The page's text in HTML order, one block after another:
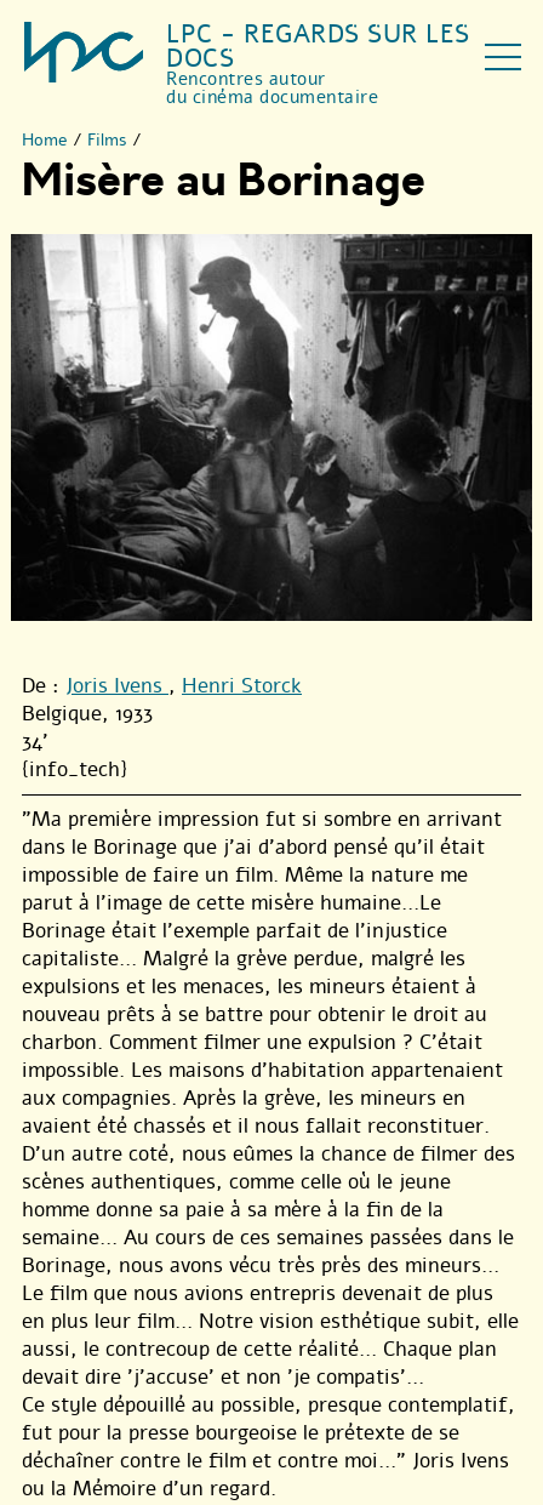
LPC - REGARDS SUR LES
DOCS
Rencontres autour
du cinéma documentaire
Home / Films /
Misère au Borinage
De : Joris Ivens , Henri Storck
Belgique, 1933
34'
{info_tech}
"Ma première impression fut si sombre en arrivant
dans le Borinage que j’ai d’abord pensé qu’il était
impossible de faire un film. Même la nature me
parut à l’image de cette misère humaine...Le
Borinage était l’exemple parfait de l’injustice
capitaliste... Malgré la grève perdue, malgré les
expulsions et les menaces, les mineurs étaient à
nouveau prêts à se battre pour obtenir le droit au
charbon. Comment filmer une expulsion ? C’était
impossible. Les maisons d’habitation appartenaient
aux compagnies. Après la grève, les mineurs en
avaient été chassés et il nous fallait reconstituer.
D’un autre coté, nous eûmes la chance de filmer des
scènes authentiques, comme celle où le jeune
homme donne sa paie à sa mère à la fin de la
semaine... Au cours de ces semaines passées dans le
Borinage, nous avons vécu très près des mineurs...
Le film que nous avions entrepris devenait de plus
en plus leur film... Notre vision esthétique subit, elle
aussi, le contrecoup de cette réalité... Chaque plan
devait dire ’j’accuse’ et non ’je compatis’...
Ce style dépouillé au possible, presque contemplatif,
fut pour la presse bourgeoise le prétexte de se
déchaîner contre le film et contre moi..." Joris Ivens
ou la Mémoire d’un regard.